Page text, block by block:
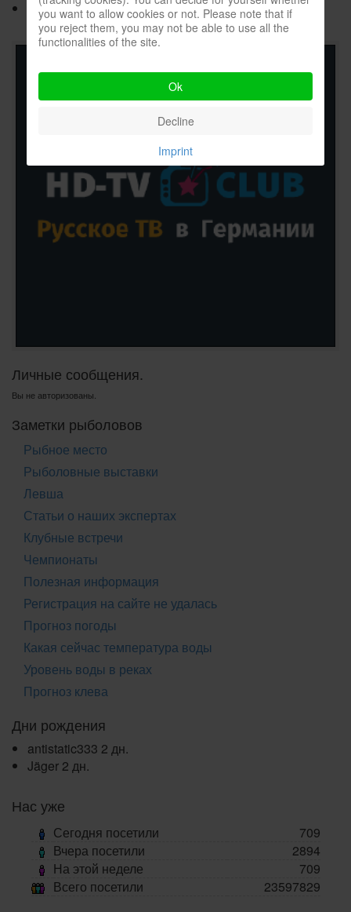
Как сделать Джигголовку из Чебурашки?
Личные сообщения.
Вы не авторизованы.
Заметки рыболовов
Рыбное место
Рыболовные выставки
Левша
Статьи о наших экспертах
Клубные встречи
Чемпионаты
Полезная информация
Регистрация на сайте не удалась
Прогноз погоды
Какая сейчас температура воды
Уровень воды в реках
Прогноз клева
Дни рождения
antistatic333 2 дн.
Jäger 2 дн.
Нас уже
Сегодня посетили
709
Вчера посетили
2894
На этой неделе
709
Всего посетили
23597829
you want to allow cookies or not. Please note that if
you reject them, you may not be able to use all the
functionalities of the site.
Ok
Decline
Imprint